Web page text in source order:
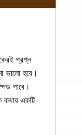
প্রশ্ন
ভালো হবে।
পাবে।
কথায় একটি